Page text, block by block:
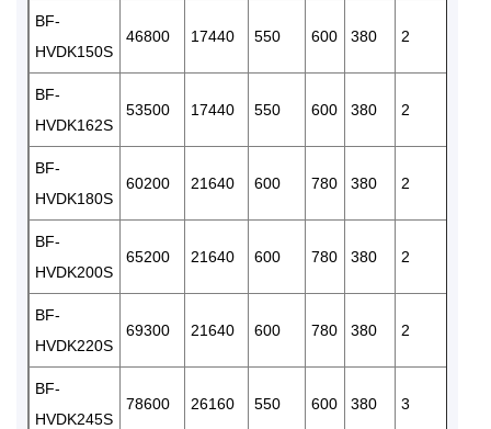
BF-
HVDK150S
46800 17440 550 600 380 2
BF-
HVDK162S
53500 17440 550 600 380 2
BF-
HVDK180S
60200 21640 600 780 380 2
BF-
HVDK200S
65200 21640 600 780 380 2
BF-
HVDK220S
69300 21640 600 780 380 2
BF-
HVDK245S
78600 26160 550 600 380 3